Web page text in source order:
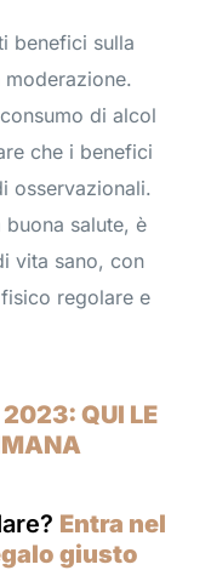
benefici sulla
moderazione.
di alcol
che i benefici
osservazionali.
buona salute, è
vita sano, con
regolare e
QUI LE
Entra nel
giusto